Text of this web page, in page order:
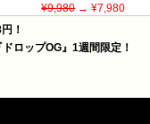
¥9,980→ ¥7,980
！
ロップOG』1週間限定！